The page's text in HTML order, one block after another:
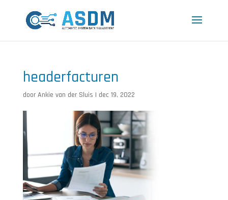
headerfacturen
door Ankie van der Sluis | dec 19, 2022